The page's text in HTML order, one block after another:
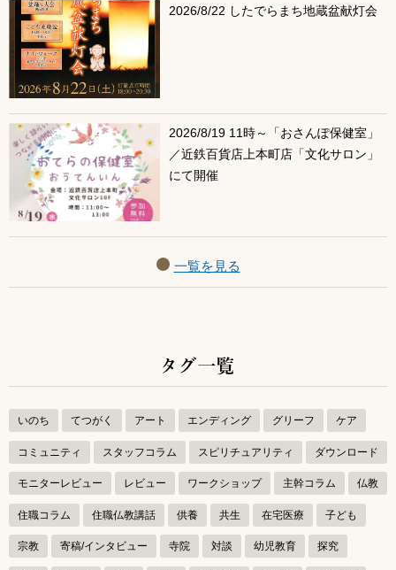
2026/8/22 したでらまち地蔵盆献灯会
2026/8/19 11時～「おさんぽ保健室」
／近鉄百貨店上本町店「文化サロン」
にて開催
一覧を見る
タグ一覧
いのち てつがく アート エンディング グリーフ ケア
コミュニティ スタッフコラム スピリチュアリティ ダウンロード
モニターレビュー レビュー ワークショップ 主幹コラム 仏教
住職コラム 住職仏教講話 供養 共生 在宅医療 子ども
宗教 寄稿/インタビュー 寺院 対談 幼児教育 探究